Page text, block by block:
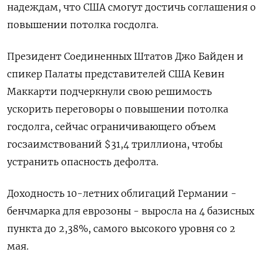
надеждам, что США смогут достичь соглашения о
повышении потолка госдолга.
Президент Соединенных Штатов Джо Байден и
спикер Палаты представителей США Кевин
Маккарти подчеркнули свою решимость
ускорить переговоры о повышении потолка
госдолга, сейчас ограничивающего объем
госзаимствований $31,4 триллиона, чтобы
устранить опасность дефолта.
Доходность 10-летних облигаций Германии -
бенчмарка для еврозоны - выросла на 4 базисных
пункта до 2,38%, самого высокого уровня со 2
мая.